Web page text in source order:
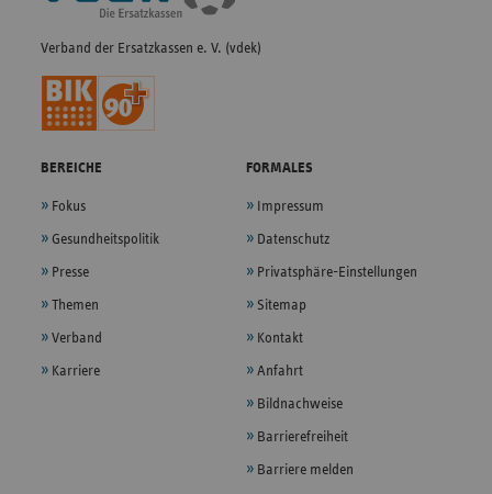
Verband der Ersatzkassen e. V. (vdek)
BEREICHE
Fokus
Gesundheitspolitik
Presse
Themen
Verband
Karriere
FORMALES
Impressum
Datenschutz
Privatsphäre-Einstellungen
Sitemap
Kontakt
Anfahrt
Bildnachweise
Barrierefreiheit
Barriere melden